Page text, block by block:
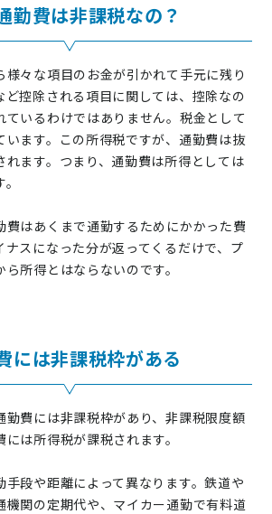
勤費は非課税なの？
様々な項目のお金が引かれて手元に残り
ど控除される項目に関しては、控除なの
ているわけではありません。税金として
います。この所得税ですが、通勤費は抜
れます。つまり、通勤費は所得としては
費はあくまで通勤するためにかかった費
ナスになった分が返ってくるだけで、プ
所得とはならないのです。
には非課税枠がある
勤費には非課税枠があり、非課税限度額
は所得税が課税されます。
手段や距離によって異なります。鉄道や
機関の定期代や、マイカー通勤で有料道